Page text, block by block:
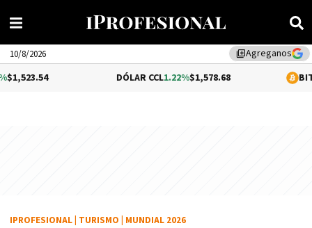
library_addAgreganos
10/8/2026
1.22%$1,578.68 0.12%
IPROFESIONAL TURISMO MUNDIAL 2026